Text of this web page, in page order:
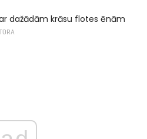
dažādām krāsu flotes ēnām